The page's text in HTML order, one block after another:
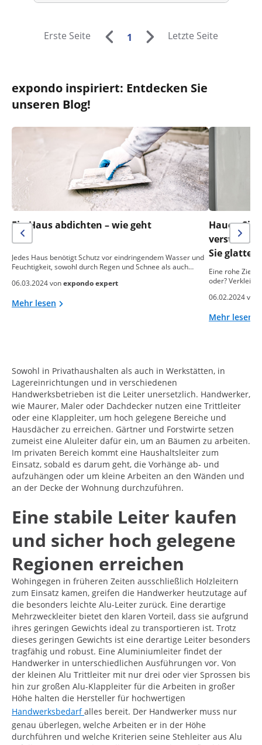
Erste Seite 1 Letzte Seite
expondo inspiriert: Entdecken Sie
unseren Blog!
Ein Haus abdichten – wie geht
das?
Jedes Haus benötigt Schutz vor eindringendem Wasser und
Feuchtigkeit, sowohl durch Regen und Schnee als auch…
06.03.2024 vonexpondo expert
Mehr lesen
Hauen Sie
Sie glatte
Eine rohe
oder?
06.02.2024 von
Mehr lesen
Sowohl in Privathaushalten als auch in Werkstätten, in
Lagereinrichtungen und in verschiedenen
Handwerksbetrieben ist die Leiter unersetzlich. Handwerker,
wie Maurer, Maler oder Dachdecker nutzen eine Trittleiter
oder eine Klappleiter, um hoch gelegene Bereiche und
Hausdächer zu erreichen. Gärtner und Forstwirte setzen
zumeist eine Aluleiter dafür ein, um an Bäumen zu arbeiten.
Im privaten Bereich kommt eine Haushaltsleiter zum
Einsatz, sobald es darum geht, die Vorhänge ab- und
aufzuhängen oder um kleine Arbeiten an den Wänden und
an der Decke der Wohnung durchzuführen.
Eine stabile Leiter kaufen
und sicher hoch gelegene
Regionen erreichen
Wohingegen in früheren Zeiten ausschließlich Holzleitern
zum Einsatz kamen, greifen die Handwerker heutzutage auf
die besonders leichte Alu-Leiter zurück. Eine derartige
Mehrzweckleiter bietet den klaren Vorteil, dass sie aufgrund
ihres geringen Gewichts ideal zu transportieren ist. Trotz
dieses geringen Gewichts ist eine derartige Leiter besonders
tragfähig und robust. Eine Aluminiumleiter findet der
Handwerker in unterschiedlichen Ausführungen vor. Von
der kleinen Alu Trittleiter mit nur drei oder vier Sprossen bis
hin zur großen Alu-Klappleiter für die Arbeiten in großer
Höhe halten die Hersteller für hochwertigen
Handwerksbedarfalles bereit. Der Handwerker muss nur
genau überlegen, welche Arbeiten er in der Höhe
durchführen und welche Kriterien seine Stehleiter aus Alu